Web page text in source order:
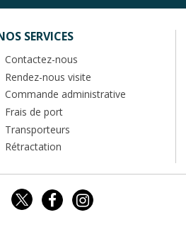
SERVICES
Contactez-nous
Rendez-nous visite
Commande administrative
Frais de port
Transporteurs
Rétractation